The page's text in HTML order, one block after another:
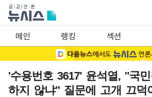
메인 랭킹 섹션
'수용번호 3617' 윤석열, "국
하지 않냐" 질문에 고개 끄덕